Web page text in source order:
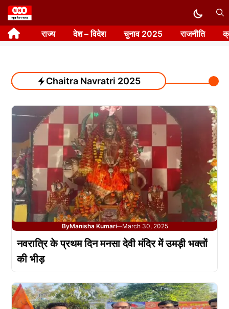
Skip
to
content राज्य देश – विदेश चुनाव 2025 राजनीति
Chaitra Navratri 2025
ByManisha Kumari—March 30, 2025
नवरात्रि के प्रथम दिन मनसा देवी मंदिर में उमड़ी भक्तों
की भीड़